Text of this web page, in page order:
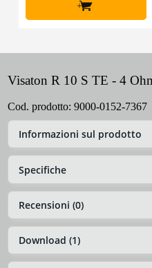
+
Visaton R 10 S TE - 4
Cod. prodotto: 9000-0152-7367
Informazioni sul prodotto
Specifiche
Recensioni (0)
Download (1)